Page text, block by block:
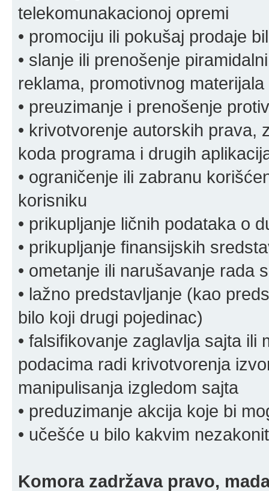
telekomunakacionoj opremi
• promociju ili pokušaj prodaje
• slanje ili prenošenje
reklama, promotivnog
• preuzimanje i prenošenje
• krivotvorenje autorskih prava,
koda programa i drugih
• ograničenje ili zabranu
korisniku
• prikupljanje ličnih podataka o
• prikupljanje finansijskih
• ometanje ili narušavanje rada
• lažno predstavljanje (kao
bilo koji drugi pojedinac)
• falsifikovanje zaglavlja sajta ili
podacima radi krivotvorenja
manipulisanja izgledom sajta
• preduzimanje akcija koje bi
• učešće u bilo kakvim
Komora zadržava pravo,